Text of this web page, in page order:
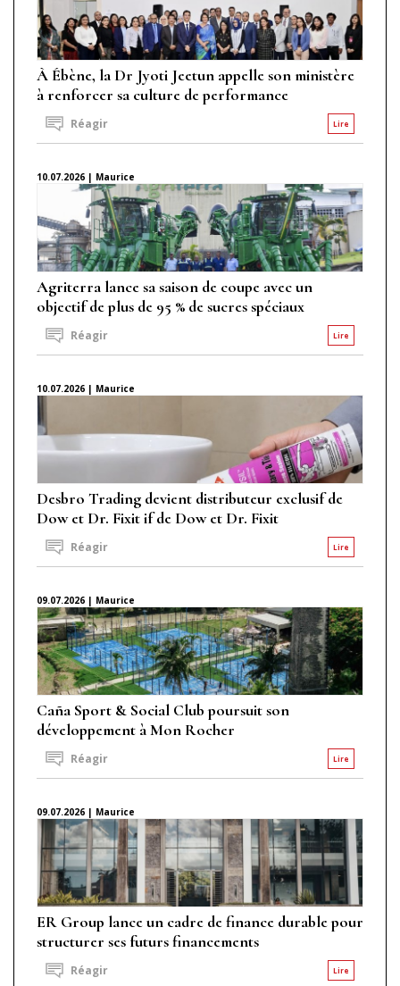
À Ébène, la Dr Jyoti Jeetun appelle son ministère
à renforcer sa culture de performance
Lire
Réagir
10.07.2026 | Maurice
Agriterra lance sa saison de coupe avec un
objectif de plus de 95 % de sucres spéciaux
Lire
Réagir
10.07.2026 | Maurice
Desbro Trading devient distributeur exclusif de
Dow et Dr. Fixit if de Dow et Dr. Fixit
Lire
Réagir
09.07.2026 | Maurice
Caña Sport & Social Club poursuit son
développement à Mon Rocher
Lire
Réagir
09.07.2026 | Maurice
ER Group lance un cadre de finance durable pour
structurer ses futurs financements
Lire
Réagir